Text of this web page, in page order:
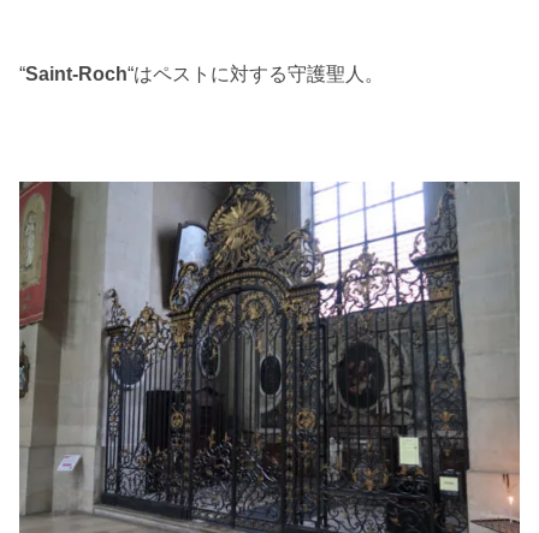
“Saint-Roch“はペストに対する守護聖人。